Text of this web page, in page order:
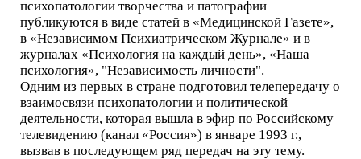
психопатологии творчества и патографии
публикуются в виде статей в «Медицинской Газете»,
в «Независимом Психиатрическом Журнале» и в
журналах «Психология на каждый день», «Наша
психология», "Независимость личности".
Одним из первых в стране подготовил телепередачу о
взаимосвязи психопатологии и политической
деятельности, которая вышла в эфир по Российскому
телевидению (канал «Россия») в январе 1993 г.,
вызвав в последующем ряд передач на эту тему.